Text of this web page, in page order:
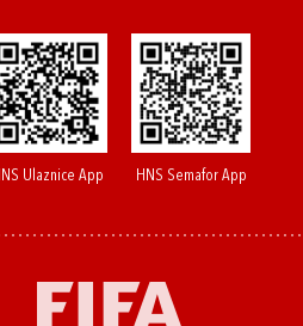
Ulaznice App HNS Semafor App